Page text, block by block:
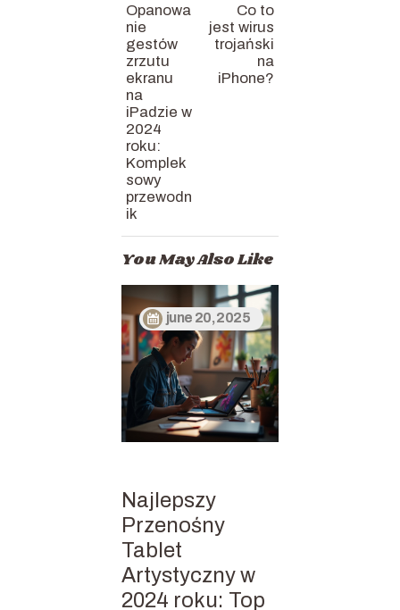
Opanowa
nie
gestów
zrzutu
ekranu
na
iPadzie w
2024
roku:
Komplek
sowy
przewodn
ik
Co to
jest wirus
trojański
na
iPhone?
You May Also Like
june 20, 2025
Najlepszy
Przenośny
Tablet
Artystyczny w
2024 roku: Top